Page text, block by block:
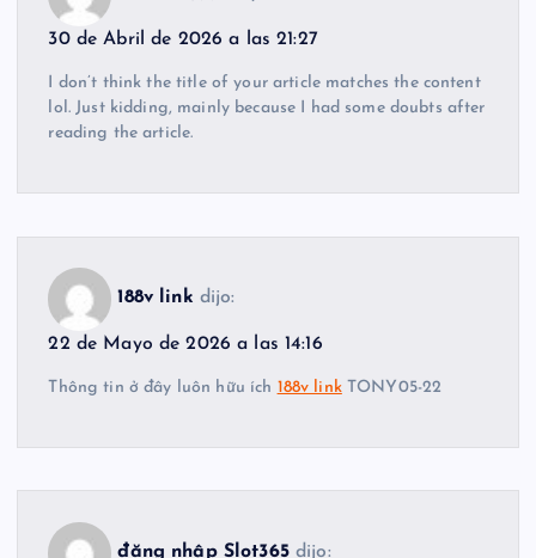
30 de Abril de 2026 a las 21:27
I don’t think the title of your article matches the content
lol. Just kidding, mainly because I had some doubts after
reading the article.
188v link dijo:
22 de Mayo de 2026 a las 14:16
Thông tin ở đây luôn hữu ích 188v linkTONY05-22
đăng nhập Slot365 dijo: